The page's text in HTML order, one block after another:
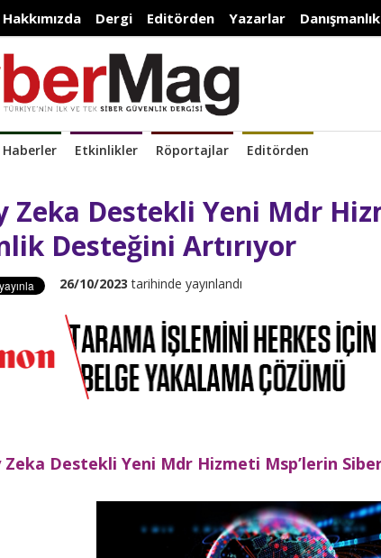
Hakkımızda Dergi Editörden Yazarlar Danışmanlık
Haberler Etkinlikler Röportajlar Editörden
Zeka Destekli Yeni Mdr
Desteğini Artırıyor
26/10/2023 tarihinde yayınlandı
Zeka Destekli Yeni Mdr Hizmeti Msp’lerin